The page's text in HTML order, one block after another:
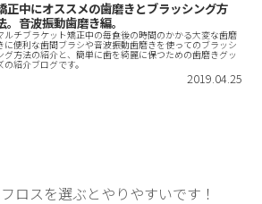
正中にオススメの歯磨きとブラッシング方
。音波振動歯磨き編。
ルチブラケット矯正中の毎食後の時間のかかる大変な歯磨
に便利な歯間ブラシや音波振動歯磨きを使ってのブラッシ
グ方法の紹介と、簡単に歯を綺麗に保つための歯磨きグッ
の紹介ブログです。
2019.04.25
ロスを選ぶとやりやすいです！